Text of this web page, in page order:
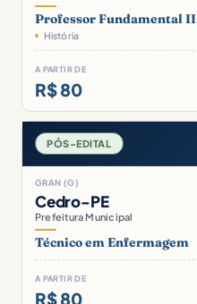
Professor Fundamental II
História
A PARTIR DE
R$ 80
PÓS-EDITAL
GRAN (G)
Cedro-PE
Prefeitura Municipal
Técnico em Enfermagem
A PARTIR DE
R$ 80